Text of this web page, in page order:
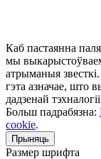
Каб пастаянна
мы
атрыманыя
гэта азначае, што
дадзенай
Больш падрабязна:
cookie.
Прыняць
Размер шрифта